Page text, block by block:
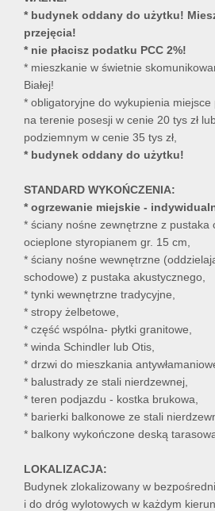
* budynek oddany do użytku!
przejęcia!
* nie płacisz podatku PCC 2%!
* mieszkanie w świetnie
Białej!
* obligatoryjne do wykupienia
na terenie posesji w cenie 20 tys zł
podziemnym w cenie 35 tys zł,
* budynek oddany do użytku!
STANDARD WYKOŃCZENIA:
* ogrzewanie miejskie -
* ściany nośne zewnętrzne z pustaka
ocieplone styropianem gr. 15 cm,
* ściany nośne wewnętrzne
schodowe) z pustaka akustycznego,
* tynki wewnętrzne tradycyjne,
* stropy żelbetowe,
* część wspólna- płytki granitowe,
* winda Schindler lub Otis,
* drzwi do mieszkania
* balustrady ze stali nierdzewnej,
* teren podjazdu - kostka brukowa,
* barierki balkonowe ze stali
* balkony wykończone deską
LOKALIZACJA:
Budynek zlokalizowany w
i do dróg wylotowych w każdym